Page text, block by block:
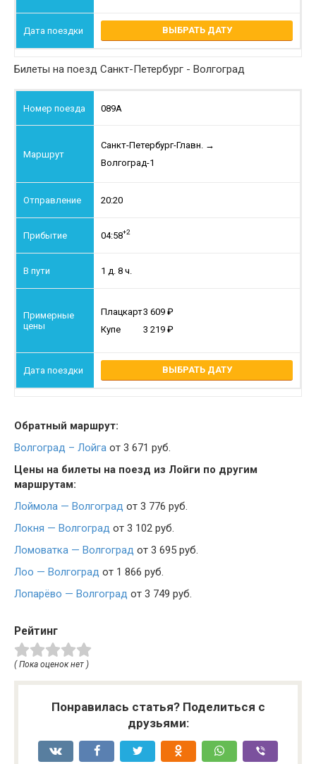
ВЫБРАТЬ ДАТУ
Билеты на поезд Санкт-Петербург - Волгоград
089А
Санкт-Петербург-Главн. →
Волгоград-1
20:20
04:58+2
1 д. 8 ч.
Плацкарт3 609
Купе
3 219
ВЫБРАТЬ ДАТУ
Обратный маршрут:
Волгоград – Лойга от 3 671 руб.
Цены на билеты на поезд из Лойги по другим
маршрутам:
Лоймола — Волгоград от 3 776 руб.
Локня — Волгоград от 3 102 руб.
Ломоватка — Волгоград от 3 695 руб.
Лоо — Волгоград от 1 866 руб.
Лопарёво — Волгоград от 3 749 руб.
Рейтинг
( Пока оценок нет )
Понравилась статья? Поделиться с
друзьями: